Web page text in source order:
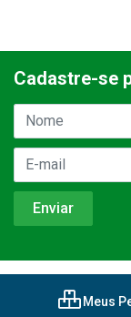
Cadastre-se
Meus